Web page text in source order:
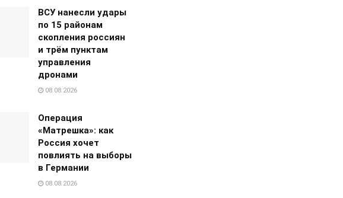
ВСУ нанесли удары
по 15 районам
скопления россиян
и трём пунктам
управления
дронами
08.08.2026
Операция
«Матрешка»: как
Россия хочет
повлиять на выборы
в Германии
08.08.2026